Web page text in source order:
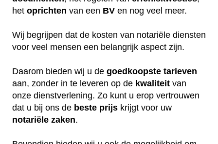
het oprichten van een BV en nog veel meer.
Wij begrijpen dat de kosten van notariële diensten
voor veel mensen een belangrijk aspect zijn.
Daarom bieden wij u de goedkoopste tarieven
aan, zonder in te leveren op de kwaliteit van
onze dienstverlening. Zo kunt u erop vertrouwen
dat u bij ons de beste prijs krijgt voor uw
notariële zaken.